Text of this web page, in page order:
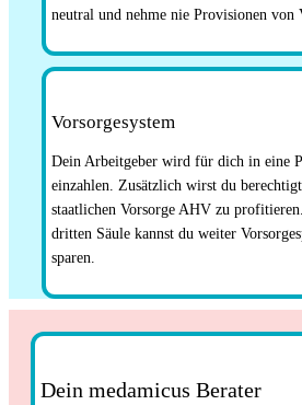
neutral und nehme nie Provisionen von
Vorsorgesystem
Dein Arbeitgeber wird für dich in eine
einzahlen. Zusätzlich wirst du
staatlichen Vorsorge AHV zu
dritten Säule kannst du weiter
sparen.
Dein medamicus Berater